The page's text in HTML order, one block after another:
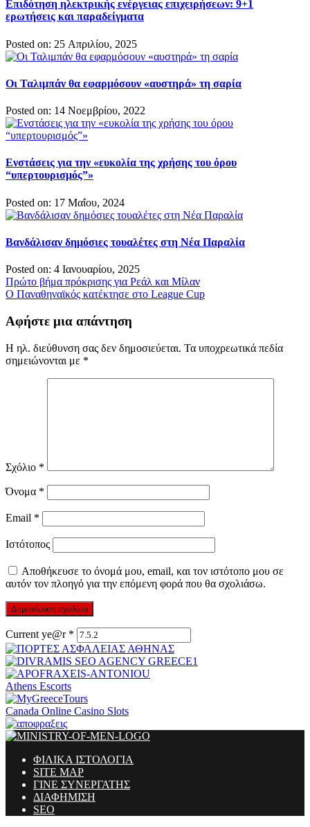
Επιδότηση ηλεκτρικής ενέργειας επιχειρήσεων: 9+1
ερωτήσεις και παραδείγματα
Posted on: 25 Απριλίου, 2025
Οι Ταλιμπάν θα εφαρμόσουν «αυστηρά» τη σαρία
Posted on: 14 Νοεμβρίου, 2022
Ενστάσεις για την «ευκολία της χρήσης του όρου
“υπερτουρισμός”»
Posted on: 17 Μαΐου, 2024
Βανδάλισαν δημόσιες τουαλέτες στη Νέα Παραλία
Posted on: 4 Ιανουαρίου, 2025
Πλοήγηση
άρθρων
Πρώτο βήμα πρόκρισης για Ρεάλ και Μίλαν
Ο Παναθηναϊκός κατέκτησε στο League Cup
Αφήστε μια απάντηση
Η ηλ. διεύθυνση σας δεν δημοσιεύεται. Τα υποχρεωτικά πεδία
σημειώνονται με *
Σχόλιο *
Όνομα *
Email *
Ιστότοπος
Αποθήκευσε το όνομά μου, email, και τον ιστότοπο μου σε
αυτόν τον πλοηγό για την επόμενη φορά που θα σχολιάσω.
Current ye@r *
Athens Escorts
Canada Online Casino Slots
ΦΙΛΙΚΑ ΙΣΤΟΛΟΓΙΑ
SITE MAP
ΓΙΝΕ ΣΥΝΕΡΓΑΤΗΣ
ΔΙΑΦΗΜΙΣΗ
SEO